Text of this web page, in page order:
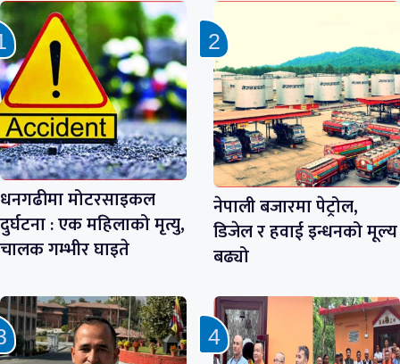
धनगढीमा मोटरसाइकल
दुर्घटना : एक महिलाको मृत्यु,
चालक गम्भीर घाइते
नेपाली बजारमा पेट्रोल,
डिजेल र हवाई इन्धनको मूल्य
बढ्यो